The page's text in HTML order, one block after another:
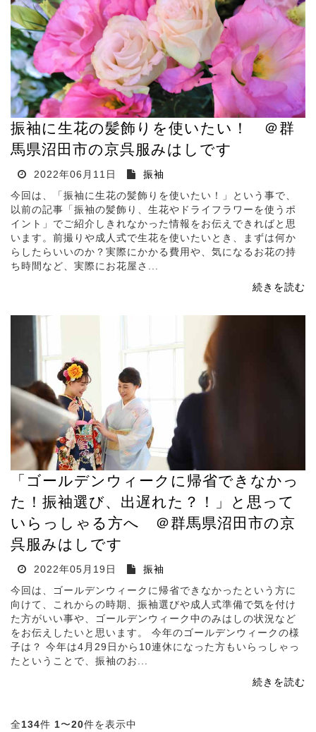
振袖に生花の髪飾りを使いたい！ ＠群
馬県沼田市の京呉服みはしです
2022年06月11日
振袖
今回は、「振袖に生花の髪飾りを使いたい！」という事で、
以前の記事「振袖の髪飾り、生花やドライフラワーを使うポ
イント」でご紹介しきれなかった情報をお伝えできればと思
います。前撮りや成人式で生花を使いたいとき、まずは何か
らしたらいいのか？実際にかかる費用や、気になるお花の持
ち時間など、実際にお花屋さ...
続きを読む
「ゴールデンウィークに帰省できなかっ
た！振袖選び、出遅れた？！」と思って
いらっしゃる方へ ＠群馬県沼田市の京
呉服みはしです
2022年05月19日
振袖
今回は、ゴールデンウィークに帰省できなかったという方に
向けて、これからの時期、振袖選びや成人式準備で気を付け
た方がいい事や、ゴールデンウィーク中のみはしの状況など
をお伝えしたいと思います。 今年のゴールデンウィークの様
子は？ 今年は4月29日から10連休になった方もいらっしゃっ
たということで、振袖のお...
続きを読む
全134件 1〜20件を表示中